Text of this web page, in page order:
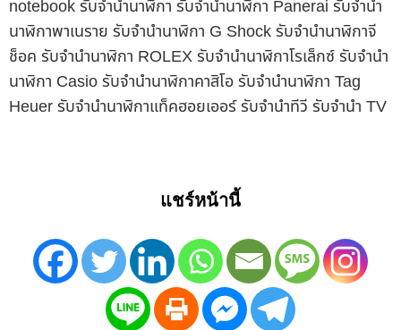
notebook รับจำนำนาฬิกา รับจำนำนาฬิกา Panerai รับจำนำ
นาฬิกาพาเนราย รับจำนำนาฬิกา G Shock รับจำนำนาฬิกาจี
ช็อค รับจำนำนาฬิกา ROLEX รับจำนำนาฬิกาโรเล็กซ์ รับจำนำ
นาฬิกา Casio รับจำนำนาฬิกาคาสิโอ รับจำนำนาฬิกา Tag
Heuer รับจำนำนาฬิกาแท็คฮอยเออร์ รับจำนำทีวี รับจำนำ TV
แชร์หน้านี้